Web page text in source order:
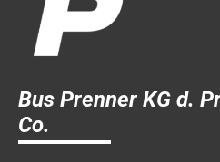
Bus Prenner KG d.
Co.